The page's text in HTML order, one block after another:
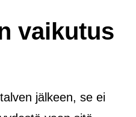
vaikutus
jälkeen, se ei